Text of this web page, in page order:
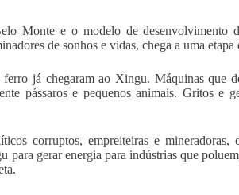
Monte e o modelo de desenvolvimento
de sonhos e vidas, chega a uma etapa
ferro já chegaram ao Xingu. Máquinas que
pássaros e pequenos animais. Gritos e
corruptos, empreiteiras e mineradoras,
para gerar energia para indústrias que